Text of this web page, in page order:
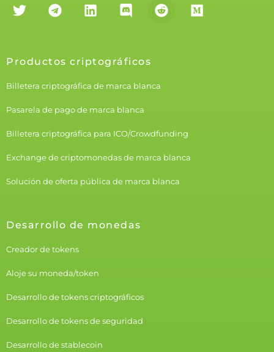
Productos criptográficos
Billetera criptográfica de marca blanca
Pasarela de pago de marca blanca
Billetera criptográfica para ICO/Crowdfunding
Exchange de criptomonedas de marca blanca
Solución de oferta pública de marca blanca
Desarrollo de monedas
Creador de tokens
Aloje su moneda/token
Desarrollo de tokens criptográficos
Desarrollo de tokens de seguridad
Desarrollo de stablecoin